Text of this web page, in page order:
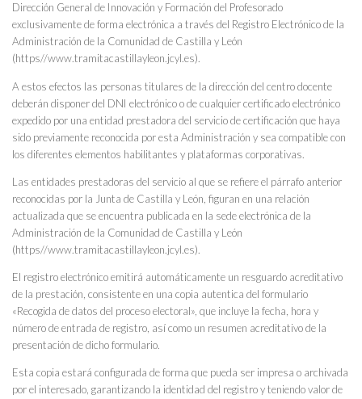
Dirección General de Innovación y Formación del Profesorado
exclusivamente de forma electrónica a través del Registro Electrónico de la
Administración de la Comunidad de Castilla y León
(https//www.tramitacastillayleon.jcyl.es).
A estos efectos las personas titulares de la dirección del centro docente
deberán disponer del DNI electrónico o de cualquier certificado electrónico
expedido por una entidad prestadora del servicio de certificación que haya
sido previamente reconocida por esta Administración y sea compatible con
los diferentes elementos habilitantes y plataformas corporativas.
Las entidades prestadoras del servicio al que se refiere el párrafo anterior
reconocidas por la Junta de Castilla y León, figuran en una relación
actualizada que se encuentra publicada en la sede electrónica de la
Administración de la Comunidad de Castilla y León
(https//www.tramitacastillayleon.jcyl.es).
El registro electrónico emitirá automáticamente un resguardo acreditativo
de la prestación, consistente en una copia autentica del formulario
«Recogida de datos del proceso electoral», que incluye la fecha, hora y
número de entrada de registro, así como un resumen acreditativo de la
presentación de dicho formulario.
Esta copia estará configurada de forma que pueda ser impresa o archivada
por el interesado, garantizando la identidad del registro y teniendo valor de